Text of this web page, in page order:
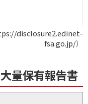
disclosure2.edinet-
fsa.go.jp/）
量保有報告書